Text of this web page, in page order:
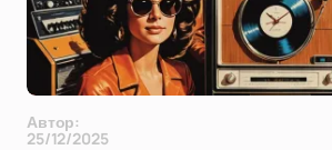
Автор:
25/12/2025